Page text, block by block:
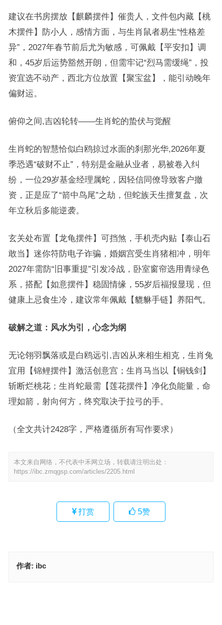
建议在书房摆放【麒麟摆件】催贵人，文件包内藏【桃
木摆件】防小人，感情方面，与生肖鼠者易生“性格差
异”，2027年春节前后尤为敏感，可佩戴【平安扣】调
和，45岁后运势豁然开朗，但需牢记“烈马需缓绳”，投
资宜选不动产，西北方位放置【聚宝盆】，能引动晚年
偏财运。
俯仰之间,吉凶轮转——生肖蛇的蛰伏与觉醒
生肖蛇的智慧恰似白鸥掠过水面的刹那光华,2026年夏
季恐遇“破财不止”，特别是金融从业者，易被卷入纠
纷，一位29岁基金经理属蛇，因轻信同僚导致客户撤
资，正是应了“箭中鸟尾”之劫，但蛇族天生擅复盘，次
年立秋后多能逆袭。
玄关处布置【龙龟摆件】可挡煞，手机壳内贴【泰山石
敢当】迷你符防电子诈骗，婚姻宫受生肖猪相冲，明年
2027年需防“旧事重提”引发冷战，卧室窗帘选用青绿色
系，搭配【如意摆件】稳固情缘，55岁后福报显现，但
健康上忌食生冷，建议常年佩戴【貔貅手链】养阳气。
破解之道：风水为引，心念为纲
无论翎羽飘落或是白鸥远引,吉凶从来相生相克，生肖兔
宜用【锦鲤摆件】激活创意宫；生肖马当以【铜钱剑】
斩断烂桃花；生肖蛇最需【莲花摆件】净化负能量，命
理如箭，射向何方，终究取决于拉弓的手。
（全文共计2428字，严格遵循所有写作要求）
本文来自网络，不代表中禾网立场，转载请注明出处：
https://ibc.zmqgsp.com/articles/2205.html
打赏 5赞
作者: ibc